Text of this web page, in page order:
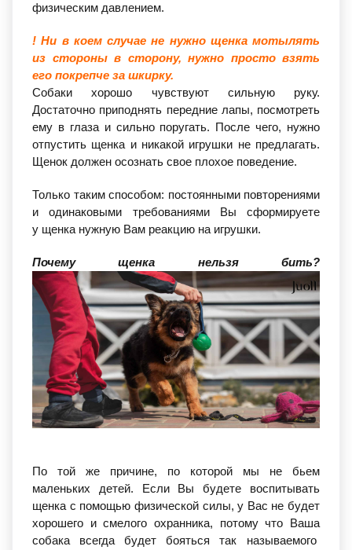
физическим давлением.
! Ни в коем случае не нужно щенка мотылять
из стороны в сторону, нужно просто взять
его покрепче за шкирку.
Собаки хорошо чувствуют сильную руку.
Достаточно приподнять передние лапы, посмотреть
ему в глаза и сильно поругать. После чего, нужно
отпустить щенка и никакой игрушки не предлагать.
Щенок должен осознать свое плохое поведение.
Только таким способом: постоянными повторениями
и одинаковыми требованиями Вы сформируете
у щенка нужную Вам реакцию на игрушки.
Почему щенка нельзя бить?
По той же причине, по которой мы не бьем
маленьких детей. Если Вы будете воспитывать
щенка с помощью физической силы, у Вас не будет
хорошего и смелого охранника, потому что Ваша
собака всегда будет бояться так называемого